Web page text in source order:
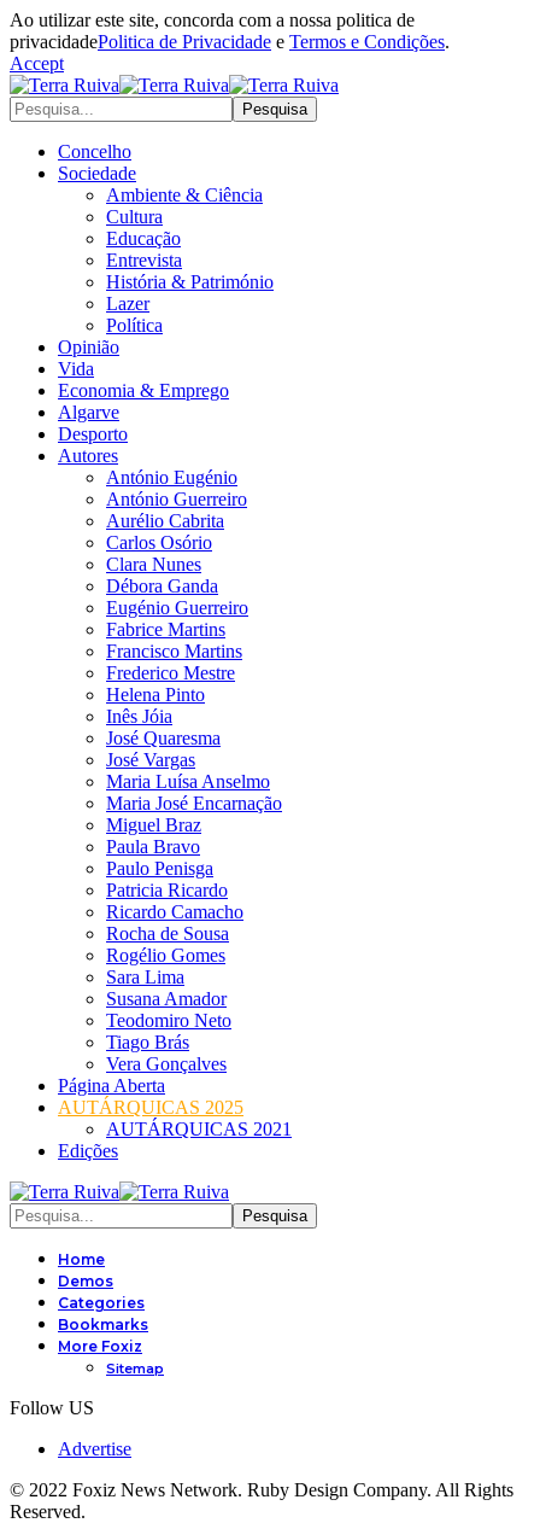
Ao utilizar este site, concorda com a nossa politica de
privacidadePolitica de Privacidade e Termos e Condições.
Accept
Concelho
Sociedade
Ambiente & Ciência
Cultura
Educação
Entrevista
História & Património
Lazer
Política
Opinião
Vida
Economia & Emprego
Algarve
Desporto
Autores
António Eugénio
António Guerreiro
Aurélio Cabrita
Carlos Osório
Clara Nunes
Débora Ganda
Eugénio Guerreiro
Fabrice Martins
Francisco Martins
Frederico Mestre
Helena Pinto
Inês Jóia
José Quaresma
José Vargas
Maria Luísa Anselmo
Maria José Encarnação
Miguel Braz
Paula Bravo
Paulo Penisga
Patricia Ricardo
Ricardo Camacho
Rocha de Sousa
Rogélio Gomes
Sara Lima
Susana Amador
Teodomiro Neto
Tiago Brás
Vera Gonçalves
Página Aberta
AUTÁRQUICAS 2025
AUTÁRQUICAS 2021
Edições
Home
Demos
Categories
Bookmarks
More Foxiz
Sitemap
Follow US
Advertise
© 2022 Foxiz News Network. Ruby Design Company. All Rights
Reserved.